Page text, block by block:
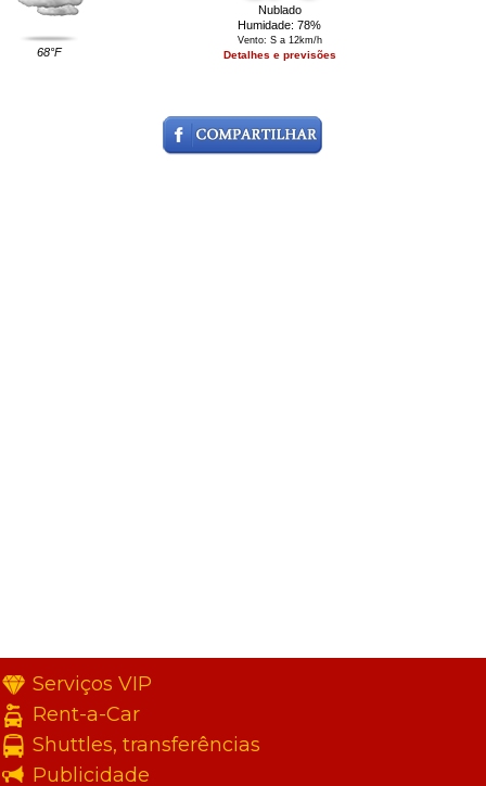
68°F
Nublado
Humidade: 78%
Vento: S a 12km/h
Detalhes e previsões
Serviços VIP
Rent-a-Car
Shuttles, transferências
Publicidade